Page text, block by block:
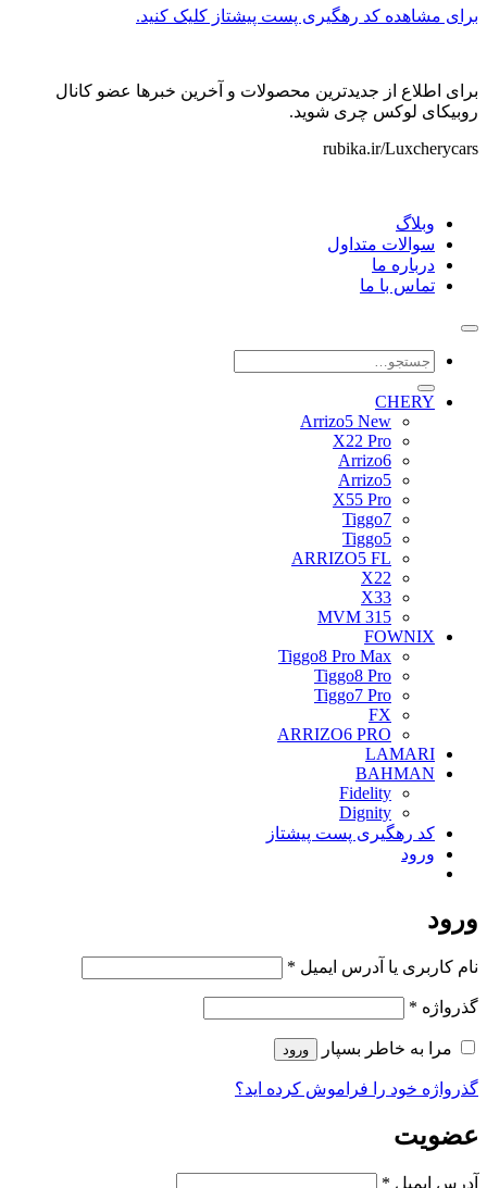
برای مشاهده کد رهگیری پست پیشتاز کلیک کنید.
برای اطلاع از جدیدترین محصولات و آخرین خبرها عضو کانال
روبیکای لوکس چری شوید.
rubika.ir/Luxcherycars
وبلاگ
سوالات متداول
درباره ما
تماس با ما
جستجو
CHERY
Arrizo5 New
X22 Pro
Arrizo6
Arrizo5
X55 Pro
Tiggo7
Tiggo5
ARRIZO5 FL
X22
X33
MVM 315
FOWNIX
Tiggo8 Pro Max
Tiggo8 Pro
Tiggo7 Pro
FX
ARRIZO6 PRO
LAMARI
BAHMAN
Fidelity
Dignity
کد رهگیری پست پیشتاز
ورود
ورود
نام کاربری یا آدرس ایمیل *
گذرواژه *
مرا به خاطر بسپار ورود
گذرواژه خود را فراموش کرده اید؟
عضویت
آدرس ایمیل *